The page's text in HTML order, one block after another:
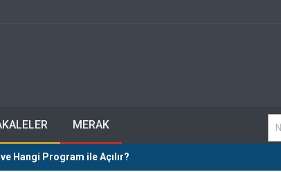
MERAK
Hangi Program ile Açılır?